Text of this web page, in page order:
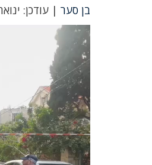
בן סער | עודכן: ינואר 29,